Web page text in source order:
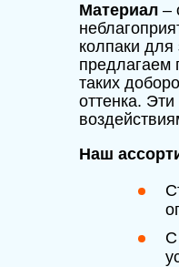
Материал –
колпаки
предлагаем
таких
оттенка.
Наш
С